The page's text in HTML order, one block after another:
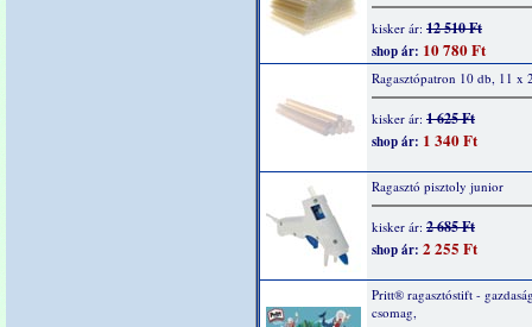
kisker ár: 12 510 Ft
shop ár: 10 780 Ft
Ragasztópatron 10 db, 11 x
kisker ár: 1 625 Ft
shop ár: 1 340 Ft
Ragasztó pisztoly junior
kisker ár: 2 685 Ft
shop ár: 2 255 Ft
Pritt® ragasztóstift -
csomag,